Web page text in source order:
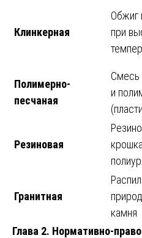
Клинкерная
Обжиг
при
Полимерно-
песчаная
Смесь
и
Резиновая
Гранитная
Распил
камня
Глава 2. Нормативно-